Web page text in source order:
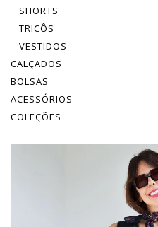
SHORTS
TRICÔS
VESTIDOS
CALÇADOS
BOLSAS
ACESSÓRIOS
COLEÇÕES